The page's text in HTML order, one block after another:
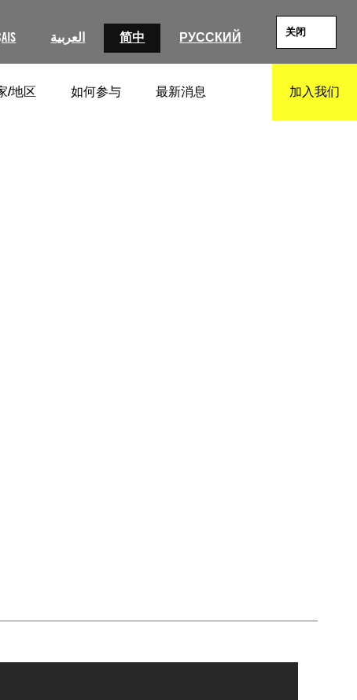
العربية 简中 РУССКИЙ 关闭
/地区 如何参与 最新消息 加入我们